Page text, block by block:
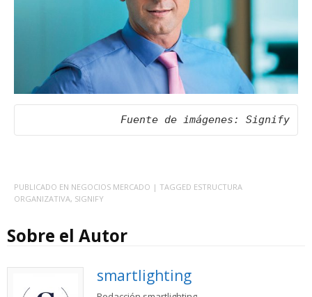
Fuente de imágenes: Signify
PUBLICADO EN NEGOCIOS MERCADO | TAGGED ESTRUCTURA
ORGANIZATIVA, SIGNIFY
Sobre el Autor
smartlighting